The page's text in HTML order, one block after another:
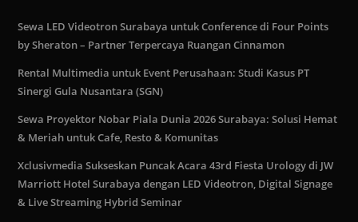
Sewa LED Videotron Surabaya untuk Conference di Four Points
by Sheraton – Partner Terpercaya Ruangan Cinnamon
Rental Multimedia untuk Event Perusahaan: Studi Kasus PT
Sinergi Gula Nusantara (SGN)
Sewa Proyektor Nobar Piala Dunia 2026 Surabaya: Solusi Hemat
& Meriah untuk Cafe, Resto & Komunitas
Xclusivmedia Sukseskan Puncak Acara 43rd Fiesta Urology di JW
Marriott Hotel Surabaya dengan LED Videotron, Digital Signage
& Live Streaming Hybrid Seminar